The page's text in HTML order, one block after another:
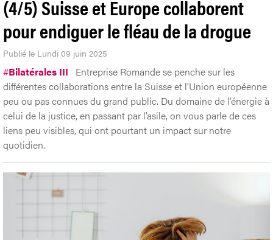
(4/5) Suisse et Europe collaborent
pour endiguer le fléau de la drogue
Publié le Lundi 09 juin 2025
#Bilatérales III
Entreprise Romande se penche sur les
différentes collaborations entre la Suisse et l’Union européenne
peu ou pas connues du grand public. Du domaine de l’énergie à
celui de la justice, en passant par l’asile, on vous parle de ces
liens peu visibles, qui ont pourtant un impact sur notre
quotidien.